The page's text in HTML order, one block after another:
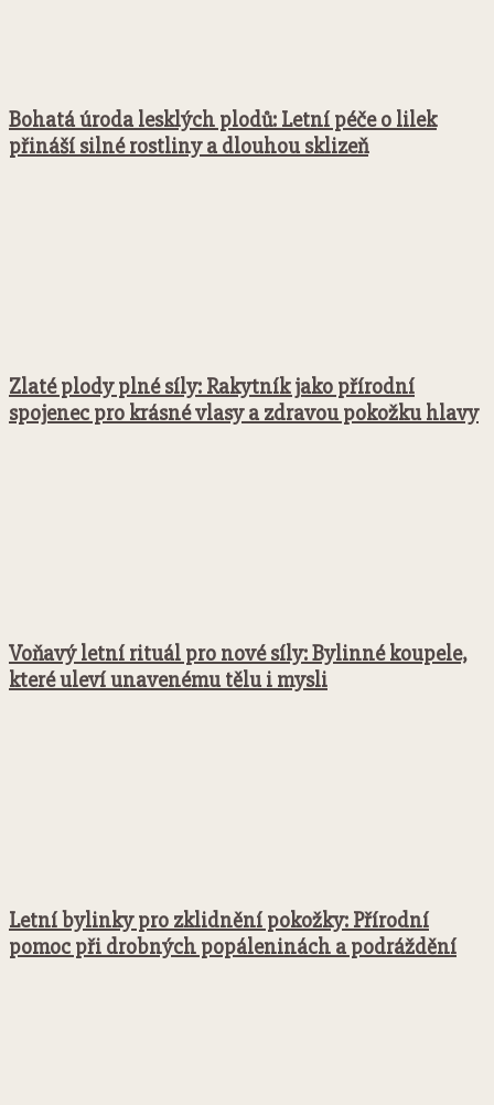
Bohatá úroda lesklých plodů: Letní péče o lilek
přináší silné rostliny a dlouhou sklizeň
Zlaté plody plné síly: Rakytník jako přírodní
spojenec pro krásné vlasy a zdravou pokožku hlavy
Voňavý letní rituál pro nové síly: Bylinné koupele,
které uleví unavenému tělu i mysli
Letní bylinky pro zklidnění pokožky: Přírodní
pomoc při drobných popáleninách a podráždění